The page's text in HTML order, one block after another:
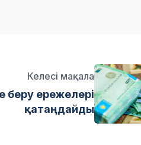
Келесі мақала
беру ережелері
қатаңдайды